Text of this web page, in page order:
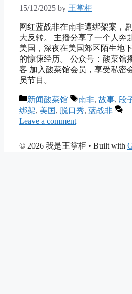
15/12/2025 by 王掌柜
网红蓝战非在南非遭绑架案，
大反转。 主播分享了一个人奔
美国，深夜在美国郊区陌生地
的惊悚经历。 公众号：酸菜馆
客 加入酸菜馆会员，享受私密
员节目。
Categories
新闻酸菜馆 Tags
南非, 故事, 段
绑架, 美国 , 脱口秀, 蓝战非
Leave a comment
© 2026 我是王掌柜 • Built with